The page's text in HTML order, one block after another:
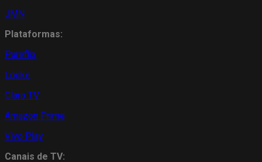
JMN
Plataformas:
Pureflix
Looke
Claro TV
Amazon Prime
Vivo Play
Canais de TV: